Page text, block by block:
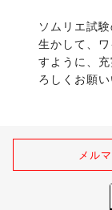
ソムリエ試
生かして、
すように、
ろしくお願い
メル